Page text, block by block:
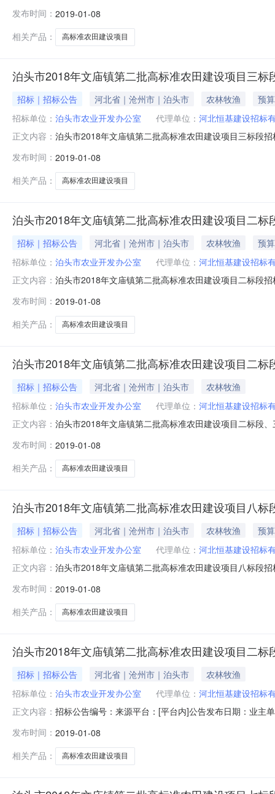
北恒基建设招标有限公司招标代理机构地址：沧州市北
年1
发布时间： 2019-01-08
相关产品：
高标准农田建设项目
泊头市2018年文庙镇第二批高标准农田建设项目三标
招标｜招标公告 河北省｜沧州市｜泊头市 农林牧渔
预
招标单位： 泊头市农业开发办公室 代理单位： 河北恒基建设招标
正文内容： 泊头市2018年文庙镇第二批高标准农田建设项目三标段
目业主为泊头市农业开发办公室，建设资金来自中央投
行公开招标
发布时间： 2019-01-08
相关产品：
高标准农田建设项目
泊头市2018年文庙镇第二批高标准农田建设项目二标
招标｜招标公告 河北省｜沧州市｜泊头市 农林牧渔
预
招标单位： 泊头市农业开发办公室 代理单位： 河北恒基建设招标
正文内容： 泊头市2018年文庙镇第二批高标准农田建设项目二标段
目业主为泊头市农业开发办公室，建设资金来自中央投
行公开招标
发布时间： 2019-01-08
相关产品：
高标准农田建设项目
泊头市2018年文庙镇第二批高标准农田建设项目二
招标｜招标公告 河北省｜沧州市｜泊头市
农林牧渔
招标单位： 泊头市农业开发办公室 代理单位： 河北恒基建设招标
正文内容： 泊头市2018年文庙镇第二批高标准农田建设项目二标段
成大厦招标代理机构联系方式：陈峰0317-5697726招标
治理项目建设标
发布时间： 2019-01-08
相关产品：
高标准农田建设项目
泊头市2018年文庙镇第二批高标准农田建设项目八标
招标｜招标公告 河北省｜沧州市｜泊头市 农林牧渔
预
招标单位： 泊头市农业开发办公室 代理单位： 河北恒基建设招标
正文内容： 泊头市2018年文庙镇第二批高标准农田建设项目八标段
目业主为泊头市农业开发办公室，建设资金来自中央投
行公开招标
发布时间： 2019-01-08
相关产品：
高标准农田建设项目
泊头市2018年文庙镇第二批高标准农田建设项目二标
招标｜招标公告 河北省｜沧州市｜泊头市
农林牧渔
招标单位： 泊头市农业开发办公室 代理单位： 河北恒基建设招标
正文内容： 招标公告编号：来源平台：[平台内]公告发布日期：业主
农业所属地区：沧州市-泊头市-->招标内容：-->泊头市
项
发布时间： 2019-01-08
相关产品：
高标准农田建设项目